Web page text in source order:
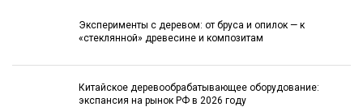
Эксперименты с деревом: от бруса и опилок — к
«стеклянной» древесине и композитам
Китайское деревообрабатывающее оборудование:
экспансия на рынок РФ в 2026 году